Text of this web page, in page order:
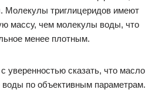
Молекулы триглицеридов имеют
массу, чем молекулы воды, что
менее плотным.
уверенностью сказать, что масло
воды по объективным параметрам.